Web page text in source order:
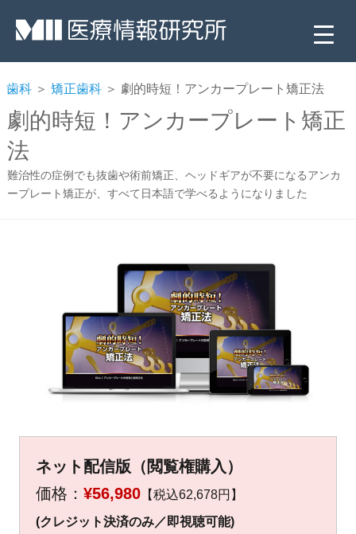
歯科 ＞ 矯正歯科 ＞ 劇的時短！アンカープレート矯正法
劇的時短！アンカープレート矯正
法
難治性の症例でも抜歯や術前矯正、ヘッドギアが不要になるアンカ
ープレート矯正が、すべて日本語で学べるようになりました
ネット配信版（閲覧権購入）
価格： ¥56,980【税込62,678円】
(クレジット決済のみ／即視聴可能)